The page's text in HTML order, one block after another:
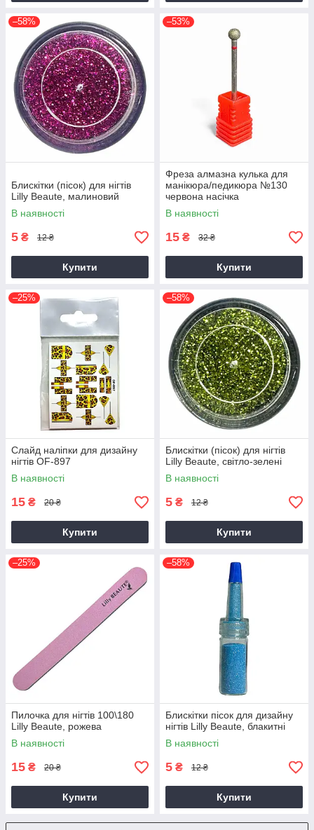
–58%
Блискітки (пісок) для нігтів
Lilly Beaute, малиновий
В наявності
5 ₴ 12 ₴
Купити
–53%
Фреза алмазна кулька для
манікюра/педикюра №130
червона насічка
В наявності
15 ₴ 32 ₴
Купити
–25%
Слайд наліпки для дизайну
нігтів OF-897
В наявності
15 ₴ 20 ₴
Купити
–58%
Блискітки (пісок) для нігтів
Lilly Beaute, світло-зелені
В наявності
5 ₴ 12 ₴
Купити
–25%
Пилочка для нігтів 100\180
Lilly Beaute, рожева
В наявності
15 ₴ 20 ₴
Купити
–58%
Блискітки пісок для дизайну
нігтів Lilly Beaute, блакитні
В наявності
5 ₴ 12 ₴
Купити